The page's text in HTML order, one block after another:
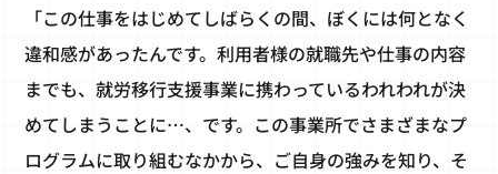
「この仕事をはじめてしばらくの間、ぼくには何となく
違和感があったんです。利用者様の就職先や仕事の内容
までも、就労移行支援事業に携わっているわれわれが決
めてしまうことに…、です。この事業所でさまざまなプ
ログラムに取り組むなかから、ご自身の強みを知り、そ